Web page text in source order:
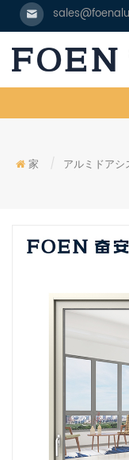
家 / アルミドアシ